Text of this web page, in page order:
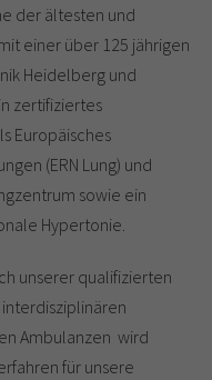
der ältesten und
einer über 125 jährigen
Heidelberg und
zertifiziertes
Europäisches
(ERN Lung) und
sowie ein
Hypertonie.
unserer qualifizierten
Ambulanzen wird
für unsere